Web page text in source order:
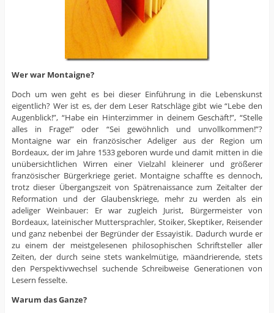
Wer war Montaigne?
Doch um wen geht es bei dieser Einführung in die Lebenskunst
eigentlich? Wer ist es, der dem Leser Ratschläge gibt wie “Lebe den
Augenblick!”, “Habe ein Hinterzimmer in deinem Geschäft!”, “Stelle
alles in Frage!” oder “Sei gewöhnlich und unvollkommen!”?
Montaigne war ein französischer Adeliger aus der Region um
Bordeaux, der im Jahre 1533 geboren wurde und damit mitten in die
unübersichtlichen Wirren einer Vielzahl kleinerer und größerer
französischer Bürgerkriege geriet. Montaigne schaffte es dennoch,
trotz dieser Übergangszeit von Spätrenaissance zum Zeitalter der
Reformation und der Glaubenskriege, mehr zu werden als ein
adeliger Weinbauer: Er war zugleich Jurist, Bürgermeister von
Bordeaux, lateinischer Muttersprachler, Stoiker, Skeptiker, Reisender
und ganz nebenbei der Begründer der Essayistik. Dadurch wurde er
zu einem der meistgelesenen philosophischen Schriftsteller aller
Zeiten, der durch seine stets wankelmütige, mäandrierende, stets
den Perspektivwechsel suchende Schreibweise Generationen von
Lesern fesselte.
Warum das Ganze?